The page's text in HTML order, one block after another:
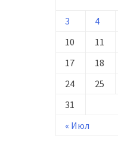
« Июл
3
4
10
11
17
18
24
25
31